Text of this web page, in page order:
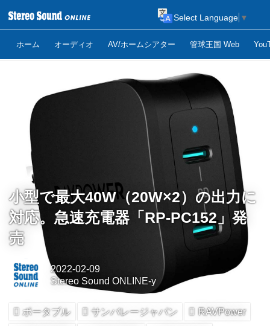
ホーム オーディオ AV/ホームシアター 管球王国 Web
Select Language ▼
小型で最大40W（20W×2）の出力に
対応。急速充電器「RP-PC152」発
売
2022-02-09
Stereo Sound ONLINE-y
ポータブル サンバレージャパン
RAVPower